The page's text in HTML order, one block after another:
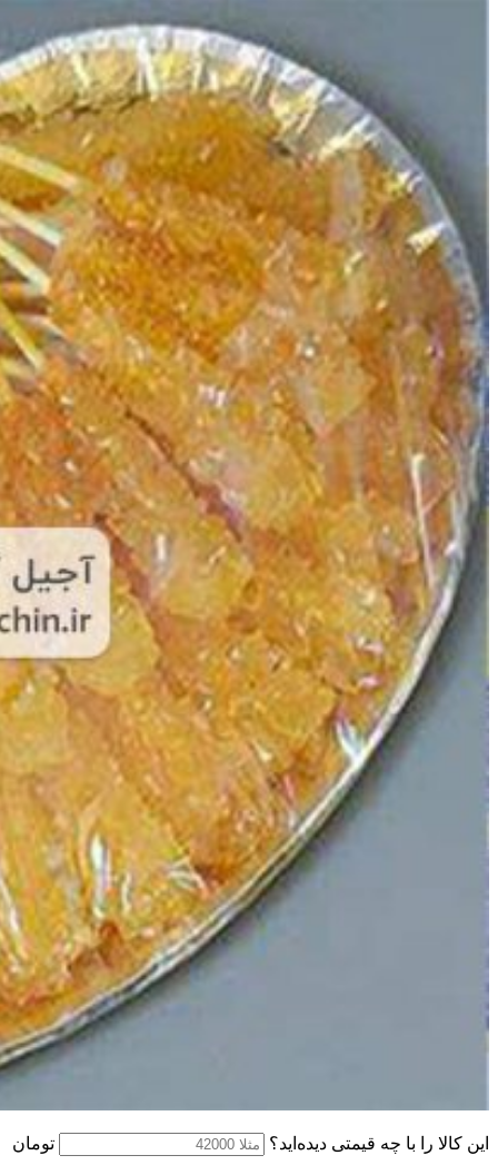
این کالا را با چه قیمتی دیده‌اید؟ تومان